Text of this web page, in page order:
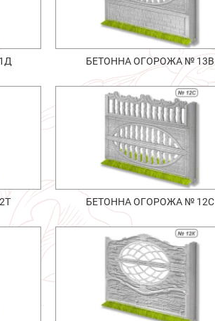
БЕТОННА ОГОРОЖА № 13В
БЕТОННА ОГОРОЖА № 12С